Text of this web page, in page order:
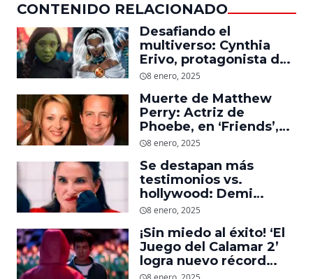
CONTENIDO RELACIONADO
Desafiando el
multiverso: Cynthia
Erivo, protagonista de
‘Wicked’, quiere ser
8 enero, 2025
Muerte de Matthew
Perry: Actriz de
Phoebe, en ‘Friends’,
descubre un emotivo
dejó
8 enero, 2025
Se destapan más
testimonios vs.
hollywood: Demi
Moore, protagonista de
daño que le hizo la
industria a su cuerpo
8 enero, 2025
¡Sin miedo al éxito! ‘El
Juego del Calamar 2’
logra nuevo récord
mundial en tan solo 11